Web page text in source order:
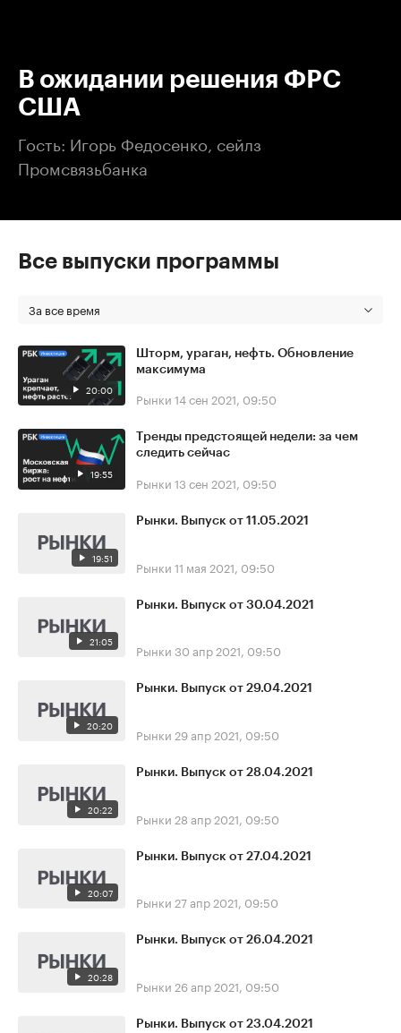
В ожидании решения ФРС
США
Гость: Игорь Федосенко, сейлз
Промсвязьбанка
Все выпуски программы
За все время
20:00
Шторм, ураган, нефть. Обновление
максимума
Рынки 14 сен 2021, 09:50
19:55
Тренды предстоящей недели: за чем
следить сейчас
Рынки 13 сен 2021, 09:50
19:51
Рынки. Выпуск от 11.05.2021
Рынки 11 мая 2021, 09:50
21:05
Рынки. Выпуск от 30.04.2021
Рынки 30 апр 2021, 09:50
20:20
Рынки. Выпуск от 29.04.2021
Рынки 29 апр 2021, 09:50
20:22
Рынки. Выпуск от 28.04.2021
Рынки 28 апр 2021, 09:50
20:07
Рынки. Выпуск от 27.04.2021
Рынки 27 апр 2021, 09:50
20:28
Рынки. Выпуск от 26.04.2021
Рынки 26 апр 2021, 09:50
Рынки. Выпуск от 23.04.2021